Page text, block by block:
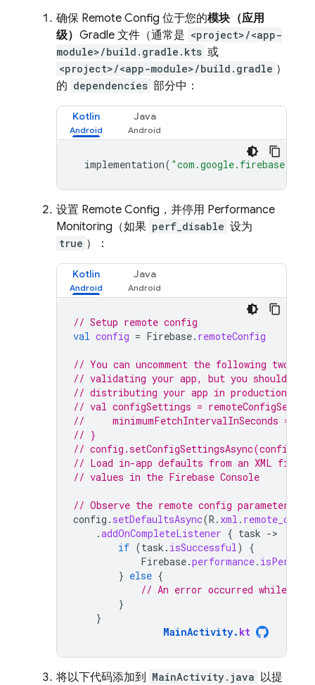
确保 Remote Config 位于您的模块（应用
级） Gradle 文件（通常是 <project>/<app-
module>/build.gradle.kts 或
<project>/<app-module>/build.gradle ）
的 dependencies 部分中：
Kotlin Java
implementation(
设置 Remote Config ，并停用 Performance
Monitoring （如果 perf_disable 设为
true ）：
Kotlin Java
// Setup remote config
val config = Firebase. remoteConfig
// You can uncomment the following two
// validating your app, but you should
// distributing your app in production.
// val configSettings =
//     minimumFetchIntervalInSeconds =
// }
//
// Load in-app defaults from an XML file
// values in the Firebase Console
// Observe the remote config parameter
config . setDefaultsAsync(R . xml .
.addOnCompleteListener { task -
if (task . isSuccessful)
{
Firebase.performance.
} else {
// An error occurred while
}
}
MainActivity. kt
将以下代码添加到 MainActivity.java 以提